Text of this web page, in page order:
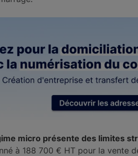
micro présente des limites
à 188 700 € HT pour la vente